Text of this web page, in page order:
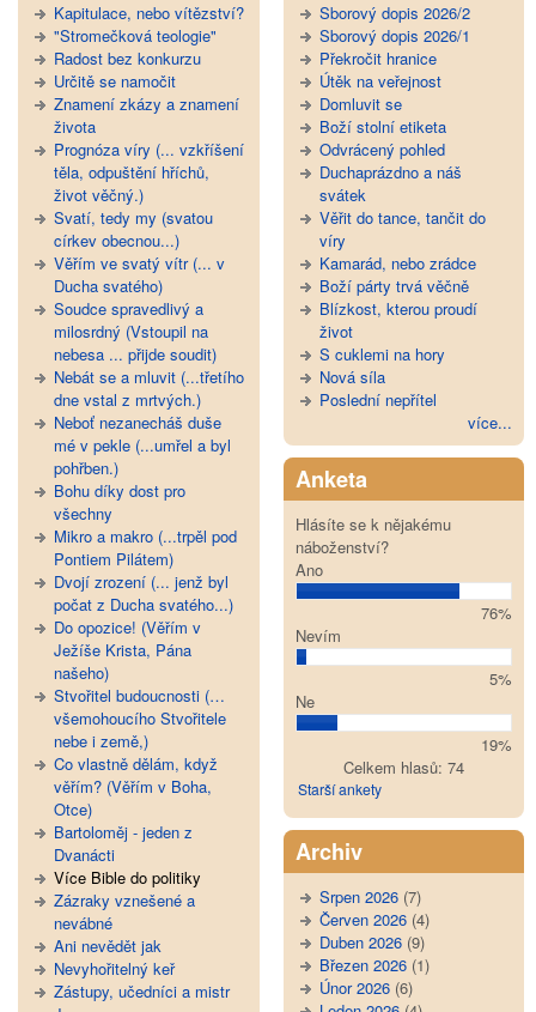
Kapitulace, nebo vítězství?
"Stromečková teologie"
Radost bez konkurzu
Určitě se namočit
Znamení zkázy a znamení
života
Prognóza víry (... vzkříšení
těla, odpuštění hříchů,
život věčný.)
Svatí, tedy my (svatou
církev obecnou...)
Věřím ve svatý vítr (... v
Ducha svatého)
Soudce spravedlivý a
milosrdný (Vstoupil na
nebesa ... přijde soudit)
Nebát se a mluvit (...třetího
dne vstal z mrtvých.)
Neboť nezanecháš duše
mé v pekle (...umřel a byl
pohřben.)
Bohu díky dost pro
všechny
Mikro a makro (...trpěl pod
Pontiem Pilátem)
Dvojí zrození (... jenž byl
počat z Ducha svatého...)
Do opozice! (Věřím v
Ježíše Krista, Pána
našeho)
Stvořitel budoucnosti (…
všemohoucího Stvořitele
nebe i země,)
Co vlastně dělám, když
věřím? (Věřím v Boha,
Otce)
Bartoloměj - jeden z
Dvanácti
Více Bible do politiky
Zázraky vznešené a
nevábné
Ani nevědět jak
Nevyhořitelný keř
Zástupy, učedníci a mistr
Sborový dopis 2026/2
Sborový dopis 2026/1
Překročit hranice
Útěk na veřejnost
Domluvit se
Boží stolní etiketa
Odvrácený pohled
Duchaprázdno a náš
svátek
Věřit do tance, tančit do
víry
Kamarád, nebo zrádce
Boží párty trvá věčně
Blízkost, kterou proudí
život
S cuklemi na hory
Nová síla
Poslední nepřítel
více...
Anketa
Hlásíte se k nějakému
náboženství?
Ano
76%
Nevím
5%
Ne
19%
Celkem hlasů: 74
Starší ankety
Archiv
Srpen 2026(7)
Červen 2026(4)
Duben 2026(9)
Březen 2026(1)
Únor 2026(6)